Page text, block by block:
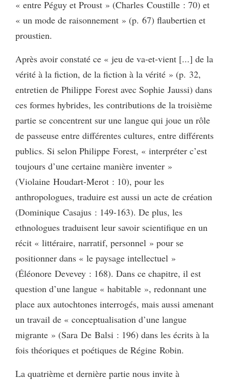
« entre Péguy et Proust » (Charles Coustille : 70) et
« un mode de raisonnement » (p. 67) flaubertien et
proustien.
Après avoir constaté ce « jeu de va-et-vient [...] de la
vérité à la fiction, de la fiction à la vérité » (p. 32,
entretien de Philippe Forest avec Sophie Jaussi) dans
ces formes hybrides, les contributions de la troisième
partie se concentrent sur une langue qui joue un rôle
de passeuse entre différentes cultures, entre différents
publics. Si selon Philippe Forest, « interpréter c’est
toujours d’une certaine manière inventer »
(Violaine Houdart-Merot : 10), pour les
anthropologues, traduire est aussi un acte de création
(Dominique Casajus : 149-163). De plus, les
ethnologues traduisent leur savoir scientifique en un
récit « littéraire, narratif, personnel » pour se
positionner dans « le paysage intellectuel »
(Éléonore Devevey : 168). Dans ce chapitre, il est
question d’une langue « habitable », redonnant une
place aux autochtones interrogés, mais aussi amenant
un travail de « conceptualisation d’une langue
migrante » (Sara De Balsi : 196) dans les écrits à la
fois théoriques et poétiques de Régine Robin.
La quatrième et dernière partie nous invite à